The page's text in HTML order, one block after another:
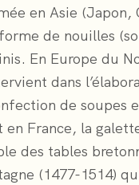
en Asie (Japon,
de nouilles
En Europe du
dans
de soupes
en France, la
des tables
(1477-1514)